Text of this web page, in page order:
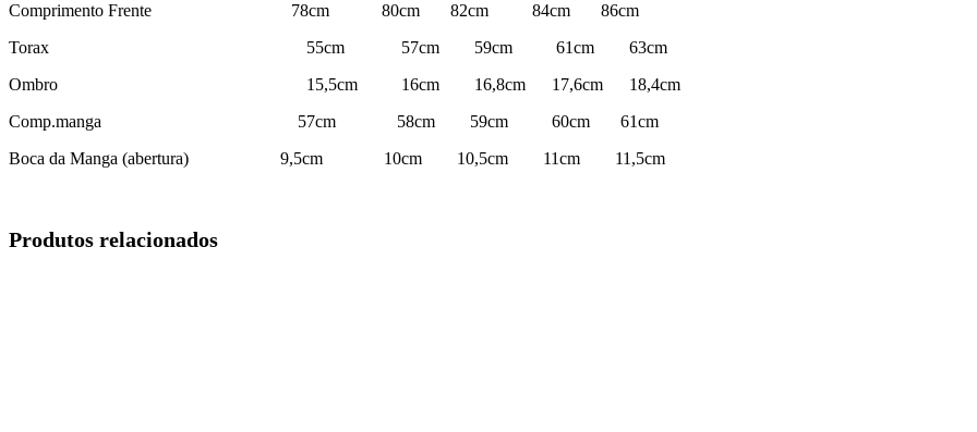
Comprimento Frente 78cm 80cm 82cm 84cm 86cm
Torax 55cm 57cm 59cm 61cm 63cm
Ombro 15,5cm 16cm 16,8cm 17,6cm 18,4cm
Comp.manga 57cm 58cm 59cm 60cm 61cm
Boca da Manga (abertura) 9,5cm 10cm 10,5cm 11cm 11,5cm
Produtos relacionados